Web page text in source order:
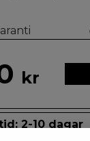
kr
2-10 dagar